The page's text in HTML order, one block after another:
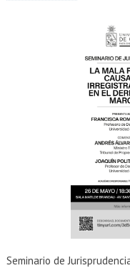
Académicos
Egresados
Seminario de